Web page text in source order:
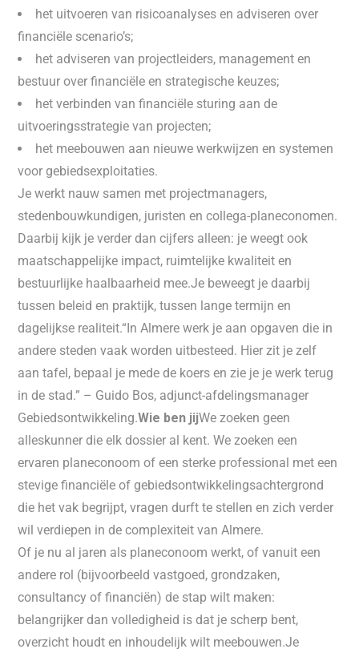
het uitvoeren van risicoanalyses en adviseren over
financiële scenario’s;
het adviseren van projectleiders, management en
bestuur over financiële en strategische keuzes;
het verbinden van financiële sturing aan de
uitvoeringsstrategie van projecten;
het meebouwen aan nieuwe werkwijzen en systemen
voor gebiedsexploitaties.
Je werkt nauw samen met projectmanagers,
stedenbouwkundigen, juristen en collega-planeconomen.
Daarbij kijk je verder dan cijfers alleen: je weegt ook
maatschappelijke impact, ruimtelijke kwaliteit en
bestuurlijke haalbaarheid mee.Je beweegt je daarbij
tussen beleid en praktijk, tussen lange termijn en
dagelijkse realiteit.“In Almere werk je aan opgaven die in
andere steden vaak worden uitbesteed. Hier zit je zelf
aan tafel, bepaal je mede de koers en zie je je werk terug
in de stad.” – Guido Bos, adjunct-afdelingsmanager
Gebiedsontwikkeling.Wie ben jijWe zoeken geen
alleskunner die elk dossier al kent. We zoeken een
ervaren planeconoom of een sterke professional met een
stevige financiële of gebiedsontwikkelingsachtergrond
die het vak begrijpt, vragen durft te stellen en zich verder
wil verdiepen in de complexiteit van Almere.
Of je nu al jaren als planeconoom werkt, of vanuit een
andere rol (bijvoorbeeld vastgoed, grondzaken,
consultancy of financiën) de stap wilt maken:
belangrijker dan volledigheid is dat je scherp bent,
overzicht houdt en inhoudelijk wilt meebouwen.Je